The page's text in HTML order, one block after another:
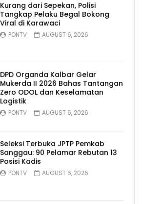
Kurang dari Sepekan, Polisi
Tangkap Pelaku Begal Bokong
Viral di Karawaci
PONTV AUGUST 6, 2026
DPD Organda Kalbar Gelar
Mukerda II 2026 Bahas Tantangan
Zero ODOL dan Keselamatan
Logistik
PONTV AUGUST 6, 2026
Seleksi Terbuka JPTP Pemkab
Sanggau: 90 Pelamar Rebutan 13
Posisi Kadis
PONTV AUGUST 6, 2026